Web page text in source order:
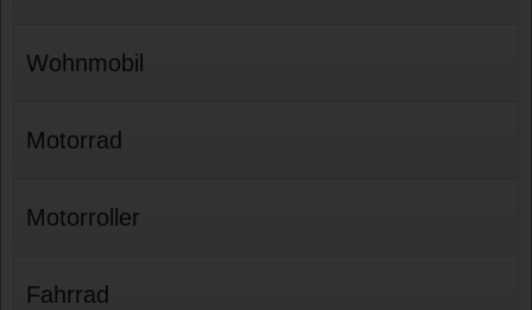
Wohnmobil
Motorrad
Motorroller
Fahrrad